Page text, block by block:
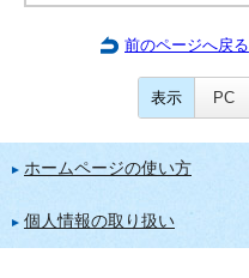
前のページへ戻る
表示 PC
ホームページの使い方
個人情報の取り扱い